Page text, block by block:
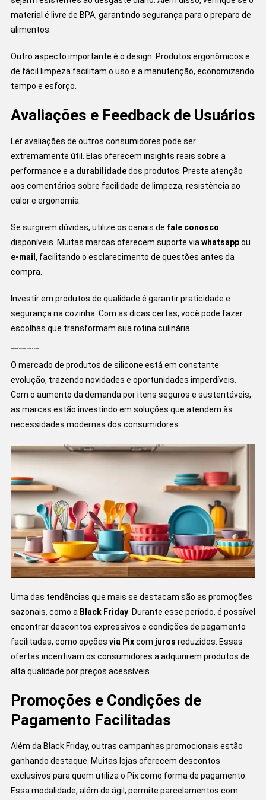
material é livre de BPA, garantindo segurança para o preparo de
alimentos.
Outro aspecto importante é o design. Produtos ergonômicos e
de fácil limpeza facilitam o uso e a manutenção, economizando
tempo e esforço.
Avaliações e Feedback de Usuários
Ler avaliações de outros consumidores pode ser
extremamente útil. Elas oferecem insights reais sobre a
performance e a durabilidadedos produtos. Preste atenção
aos comentários sobre facilidade de limpeza, resistência ao
calor e ergonomia.
Se surgirem dúvidas, utilize os canais de fale conosco
disponíveis. Muitas marcas oferecem suporte via whatsappou
e-mail , facilitando o esclarecimento de questões antes da
compra.
Investir em produtos de qualidade é garantir praticidade e
segurança na cozinha. Com as dicas certas, você pode fazer
escolhas que transformam sua rotina culinária.
O mercado de produtos de silicone está em constante
evolução, trazendo novidades e oportunidades imperdíveis.
Com o aumento da demanda por itens seguros e sustentáveis,
as marcas estão investindo em soluções que atendem às
necessidades modernas dos consumidores.
Uma das tendências que mais se destacam são as promoções
sazonais, como a Black Friday. Durante esse período, é possível
encontrar descontos expressivos e condições de pagamento
facilitadas, como opções via Pixcom juros reduzidos. Essas
ofertas incentivam os consumidores a adquirirem produtos de
alta qualidade por preços acessíveis.
Promoções e Condições de
Pagamento Facilitadas
Além da Black Friday, outras campanhas promocionais estão
ganhando destaque. Muitas lojas oferecem descontos
exclusivos para quem utiliza o Pix como forma de pagamento.
Essa modalidade, além de ágil, permite parcelamentos com